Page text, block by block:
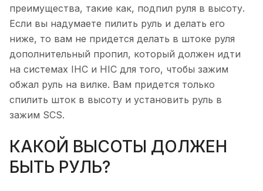
преимущества, такие как, подпил руля в высоту.
Если вы надумаете пилить руль и делать его
ниже, то вам не придется делать в штоке руля
дополнительный пропил, который должен идти
на системах IHC и HIC для того, чтобы зажим
обжал руль на вилке. Вам придется только
спилить шток в высоту и установить руль в
зажим SCS.
КАКОЙ ВЫСОТЫ ДОЛЖЕН
БЫТЬ РУЛЬ?